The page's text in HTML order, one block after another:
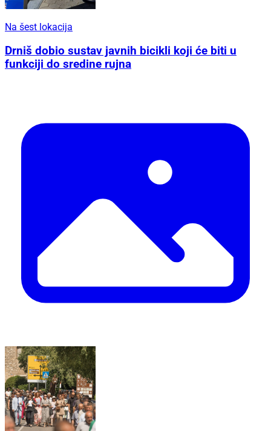
Na šest lokacija
Drniš dobio sustav javnih bicikli koji će biti u
funkciji do sredine rujna